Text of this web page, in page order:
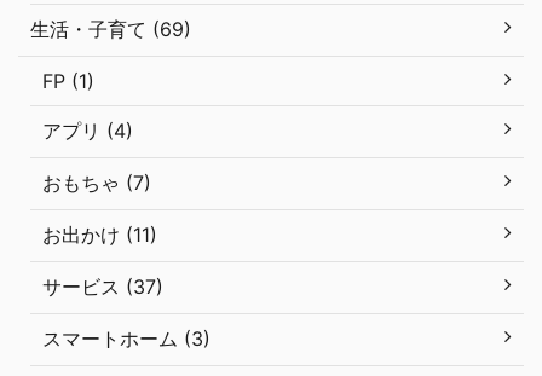
生活・子育て (69)
FP (1)
アプリ (4)
おもちゃ (7)
お出かけ (11)
サービス (37)
スマートホーム (3)